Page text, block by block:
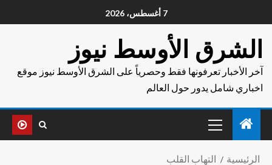
7 أغسطس، 2026
الشرق الأوسط نيوز
آخر الأخبار تعرفونها فقط وحصرياً على الشرق الأوسط نيوز موقع
اخباري شامل يدور حول العالم
الرئيسية التهاب القلب